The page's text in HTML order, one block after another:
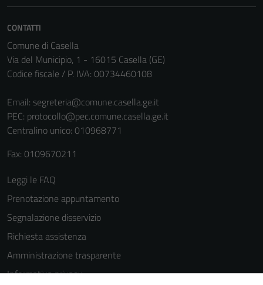
CONTATTI
Comune di Casella
Via del Municipio, 1 - 16015 Casella (GE)
Codice fiscale / P. IVA: 00734460108
Email: segreteria@comune.casella.ge.it
PEC: protocollo@pec.comune.casella.ge.it
Centralino unico: 010968771
Fax: 0109670211
Leggi le FAQ
Prenotazione appuntamento
Segnalazione disservizio
Richiesta assistenza
Amministrazione trasparente
Informativa privacy
sono
impostati da
servizi esterni
(si veda la
di questi